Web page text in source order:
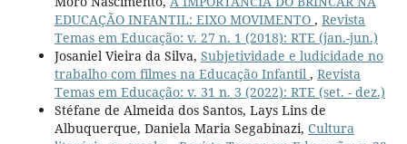
EDUCAÇÃO INFANTIL: EIXO MOVIMENTO , Revista
Temas em Educação: v. 27 n. 1 (2018): RTE (jan.-jun.)
Josaniel Vieira da Silva, Subjetividade e ludicidade no
trabalho com filmes na Educação Infantil , Revista
Temas em Educação: v. 31 n. 3 (2022): RTE (set. - dez.)
Stéfane de Almeida dos Santos, Lays Lins de
Albuquerque, Daniela Maria Segabinazi, Cultura